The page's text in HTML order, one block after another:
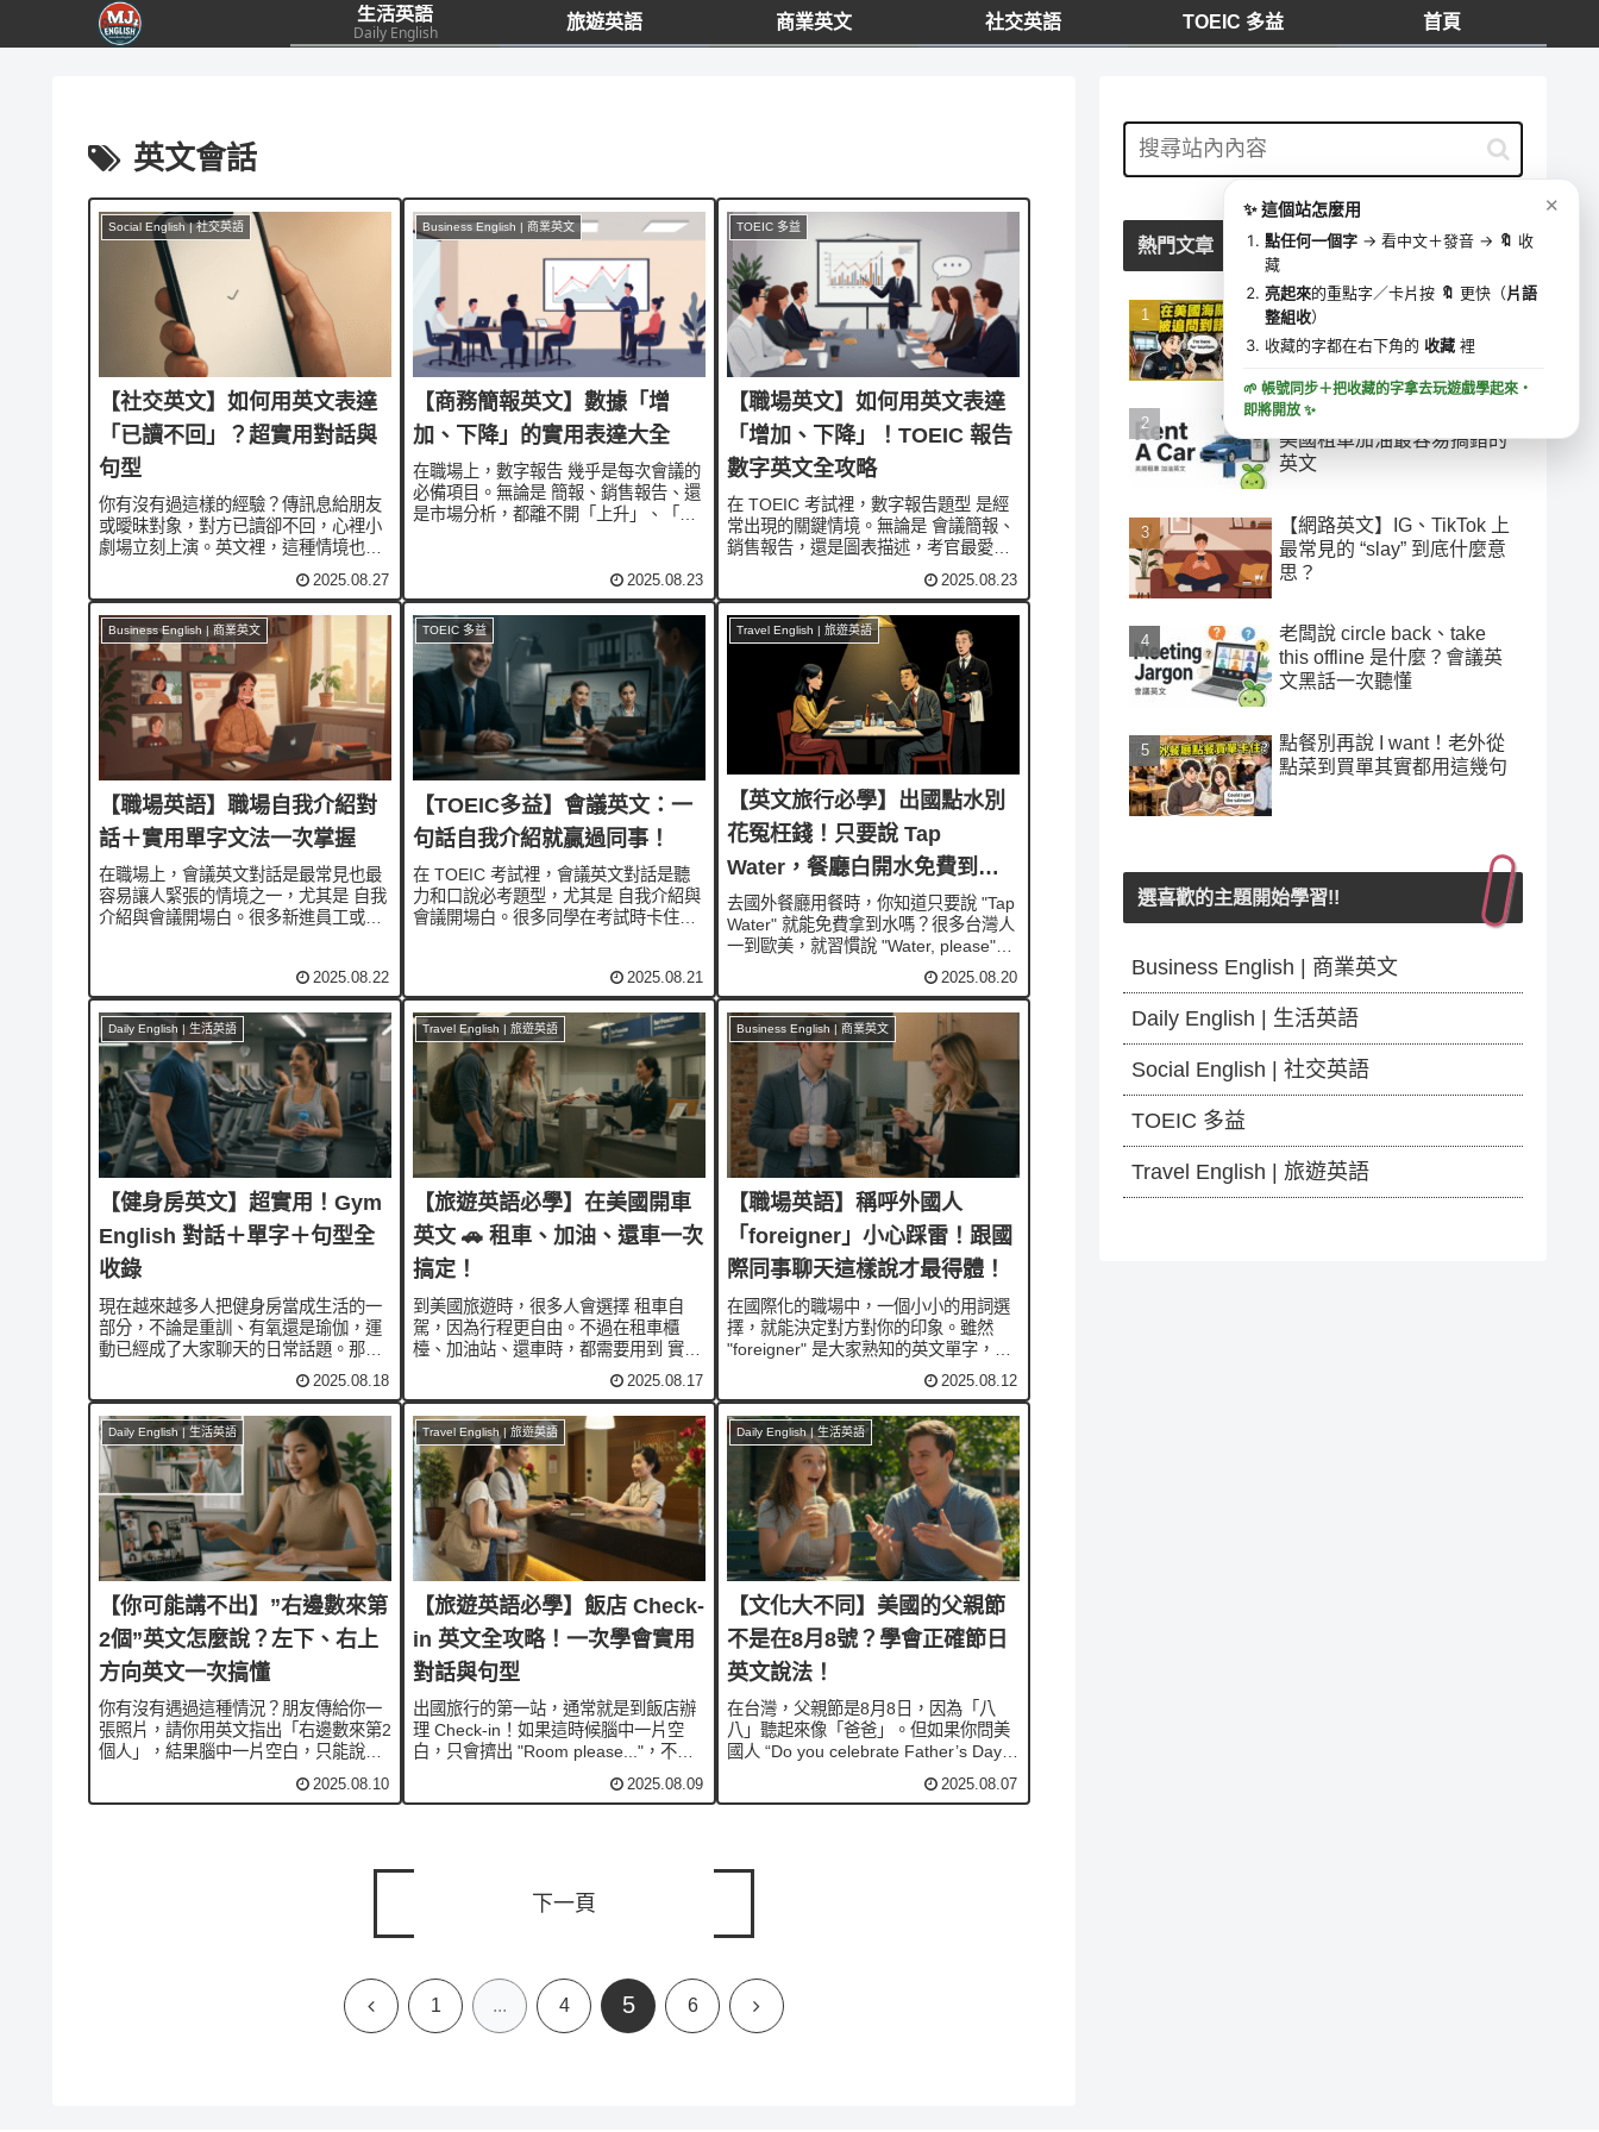
生活英語
Daily English
旅遊英語 商業英文 社交英語 TOEIC 多益 首頁
英文會話
Social English | 社交英語
【社交英文】如何用英文表達
「已讀不回」？超實用對話與
句型
你有沒有過這樣的經驗？傳訊息給朋友
或曖昧對象，對方已讀卻不回，心裡小
劇場立刻上演。英文裡，這種情境也有
“seen-zoned”，都是年輕人常用的網路
用語。今天我們就來看看，該如何用英
文自...
2025.08.27
Business English | 商業英文
【商務簡報英文】數據「增
加、下降」的實用表達大全
在職場上，數字報告 幾乎是每次會議的
必備項目。無論是 簡報、銷售報告、還
是市場分析，都離不開「上升」、「下
字，加上合適的句型，不僅能讓你的數
據...
2025.08.23
TOEIC 多益
【職場英文】如何用英文表達
「增加、下降」！TOEIC 報告
數字英文全攻略
在 TOEIC 考試裡，數字報告題型 是經
常出現的關鍵情境。無論是 會議簡報、
銷售報告，還是圖表描述，考官最愛考
如果你能掌握 rise, increase, drop,
decline 這些常見字，加上實用...
2025.08.23
Business English | 商業英文
【職場英語】職場自我介紹對
話＋實用單字文法一次掌握
在職場上，會議英文對話是最常見也最
容易讓人緊張的情境之一，尤其是 自我
介紹與會議開場白。很多新進員工或剛
實，只要掌握幾句高頻句型，不但能立
刻贏得好印象，也能在商務場合中展現
自信...
2025.08.22
TOEIC 多益
【TOEIC多益】會議英文：一
句話自我介紹就贏過同事！
在 TOEIC 考試裡，會議英文對話是聽
力和口說必考題型，尤其是 自我介紹與
會議開場白。很多同學在考試時卡住，
商務場合也能展現專業！今天就來學習
一句話就能贏過同事的自我...
2025.08.21
Travel English | 旅遊英語
【英文旅行必學】出國點水別
花冤枉錢！只要說 Tap
Water，餐廳白開水免費到
手！
去國外餐廳用餐時，你知道只要說 "Tap
Water" 就能免費拿到水嗎？很多台灣人
一到歐美，就習慣說 "Water, please"，
結果來的卻是要錢的瓶裝水。其實，在
國外會餐廳點水的英文差很多，說錯可
不是小事，因為一瓶礦泉水常常比一杯
咖...
2025.08.20
Daily English | 生活英語
【健身房英文】超實用！Gym
English 對話＋單字＋句型全
收錄
現在越來越多人把健身房當成生活的一
部分，不論是重訓、有氧還是瑜伽，運
動已經成了大家聊天的日常話題。那麼
如果要用英文表達，該怎麼說？今天就
幫你收錄 去健身房常用的英文會話、單
字和句型，讓你一邊流汗一邊英文變
強！💪🎧Apple Podcast ...
2025.08.18
Travel English | 旅遊英語
【旅遊英語必學】在美國開車
英文 🚗 租車、加油、還車一次
搞定！
到美國旅遊時，很多人會選擇 租車自
駕，因為行程更自由。不過在租車櫃
檯、加油站、還車時，都需要用到 實用
英文。今天整理了 自駕的常見對話與句
型，讓你在美國旅行時，可以更自然地
和服務人員交談。🎧Apple Podcast |
Spotify💬 ...
2025.08.17
Business English | 商業英文
【職場英語】稱呼外國人
「foreigner」小心踩雷！跟國
際同事聊天這樣說才最得體！
在國際化的職場中，一個小小的用詞選
擇，就能決定對方對你的印象。雖然
"foreigner" 是大家熟知的英文單字，外
國人的意思，但在辦公室對話中，有時
它可能會聽起來有點疏離甚至不太友
好。本篇就來教你幾個 更自然、更得體
的替代說法，讓你和外國...
2025.08.12
Daily English | 生活英語
【你可能講不出】”右邊數來第
2個”英文怎麼說？左下、右上
方向英文一次搞懂
你有沒有遇過這種情況？朋友傳給你一
張照片，請你用英文指出「右邊數來第2
個人」，結果腦中一片空白，只能說
“the second guy…” 卻不知道該怎麼補
後面？還有像是在地圖導覽、線上會議
2025.08.10
Travel English | 旅遊英語
【旅遊英語必學】飯店 Check-
in 英文全攻略！一次學會實用
對話與句型
出國旅行的第一站，通常就是到飯店辦
理 Check-in！如果這時候腦中一片空
白，只會擠出 "Room please..."，不但
會讓自己緊張，也可能讓櫃檯人員一頭
霧水。其實 Check-in 英文並不難，只要
2025.08.09
Daily English | 生活英語
【文化大不同】美國的父親節
不是在8月8號？學會正確節日
英文說法！
在台灣，父親節是8月8日，因為「八
八」聽起來像「爸爸」。但如果你問美
國人 “Do you celebrate Father’s Day
on August 8th?”，他們可能會一頭霧
水。其實美國的父親節是在每年六月的
2025.08.07
下一頁
上 1 ... 4 5 6 下
熱門文章
在美國海關被追問到語塞？
5 個移民官必問句型，這樣
答就過關
「加油」千萬別說 add oil！
美國租車加油最容易搞錯的
英文
【網路英文】IG、TikTok 上
最常見的 “slay” 到底什麼意
思？
老闆說 circle back、take
this offline 是什麼？會議英
文黑話一次聽懂
點餐別再說 I want！老外從
點菜到買單其實都用這幾句
選喜歡的主題開始學習!!
Business English | 商業英文
Daily English | 生活英語
Social English | 社交英語
TOEIC 多益
Travel English | 旅遊英語
我的收藏 0 字 ⋯
🔍
✨ 這個站怎麼用
點任何一個字 → 看中文＋發音 → 🔖 收
藏
亮起來的重點字／卡片按 🔖 更快（片語
整組收）
收藏的字都在右下角的 收藏 裡
🌱 帳號同步＋把收藏的字拿去玩遊戲學起來・
即將開放 ✨
✕